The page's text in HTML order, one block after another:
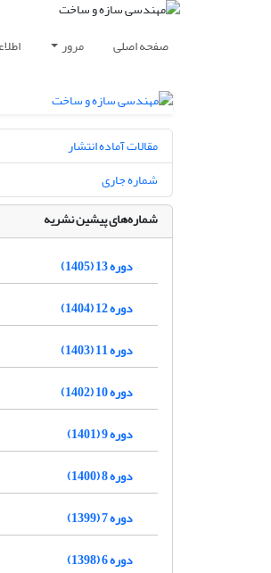
صفحه اصلی مرور
مقالات آماده انتشار
شماره جاری
شماره‌های پیشین نشریه
دوره 13 (1405)
دوره 12 (1404)
دوره 11 (1403)
دوره 10 (1402)
دوره 9 (1401)
دوره 8 (1400)
دوره 7 (1399)
دوره 6 (1398)